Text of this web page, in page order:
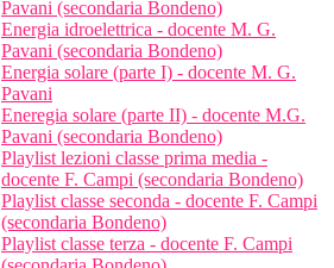
Pavani (secondaria Bondeno)
Energia idroelettrica - docente M. G.
Pavani (secondaria Bondeno)
Energia solare (parte I) - docente M. G.
Pavani
Eneregia solare (parte II) - docente M.G.
Pavani (secondaria Bondeno)
Playlist lezioni classe prima media -
docente F. Campi (secondaria Bondeno)
Playlist classe seconda - docente F. Campi
(secondaria Bondeno)
Playlist classe terza - docente F. Campi